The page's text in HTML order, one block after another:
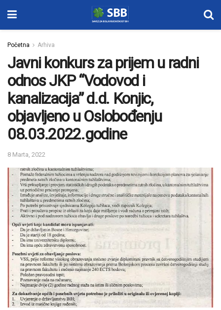
Početna Arhiva
Javni konkurs za prijem u radni
odnos JKP “Vodovod i
kanalizacija” d.d. Konjic,
objavljeno u Oslobođenju
08.03.2022.godine
8 Marta, 2022